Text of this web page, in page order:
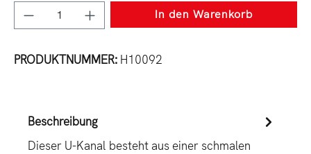
Produkt Anzahl: Gib den gewünschten
In den Warenkorb
PRODUKTNUMMER: H10092
Beschreibung
Dieser U-Kanal besteht aus einer schmalen